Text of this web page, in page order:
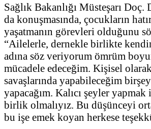
Sağlık Bakanlığı Müsteşarı Doç.
da konuşmasında, çocukların
yaşatmanın görevleri olduğunu
“Ailelerle, dernekle birlikte
adına söz veriyorum ömrüm
mücadele edeceğim. Kişisel
savaşlarında yapabileceğim
yapacağım. Kalıcı şeyler
birlik olmalıyız. Bu düşünceyi
bu işe emek koyan herkese